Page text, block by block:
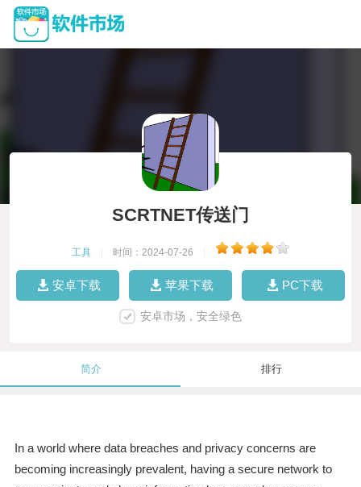
SCRTNET传送门
工具 时间：2024-07-26
安卓下载 苹果下载 PC下载
安卓市场，安全绿色
简介 排行
In a world where data breaches and privacy concerns are
becoming increasingly prevalent, having a secure network to